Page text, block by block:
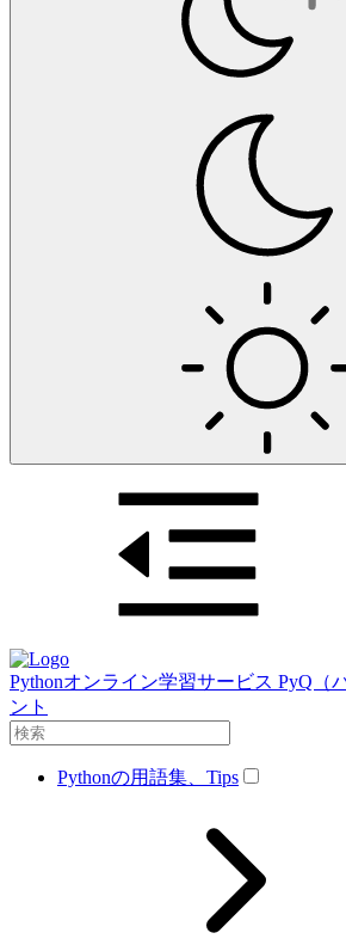
Pythonオンライン学習サービス PyQ（
ント
Pythonの用語集、Tips